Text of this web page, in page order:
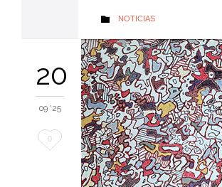
 AUTOR
NOTICIAS
20
09 '25
Me
0